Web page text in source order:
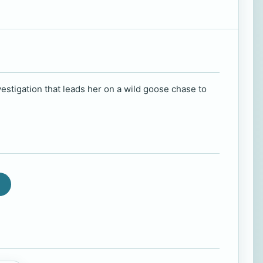
that leads her on a wild goose chase to